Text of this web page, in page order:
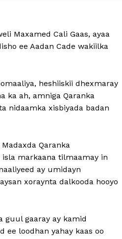
Maxamed Cali Gaas, ayaa
ee Aadan Cade wakiilka
heshiiskii dhexmaray
ka ah, amniga Qaranka
nidaamka xisbiyada badan
Qaranka
markaana tilmaamay in
ay umidayn
xoraynta dalkooda hooyo
guul gaaray ay kamid
ee loodhan yahay kaas oo